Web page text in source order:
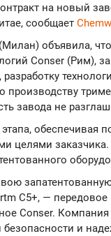
на новый
сообщает
объявила,
Conser (Рим),
производству
завода не
обеспечивая
целями
C5+, —
Conser. Компания
и